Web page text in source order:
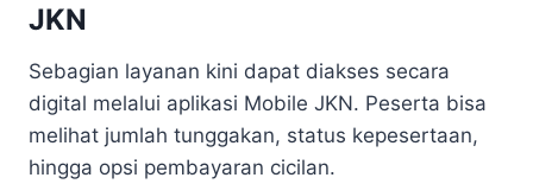
JKN
Sebagian layanan kini dapat diakses secara
digital melalui aplikasi Mobile JKN. Peserta bisa
melihat jumlah tunggakan, status kepesertaan,
hingga opsi pembayaran cicilan.